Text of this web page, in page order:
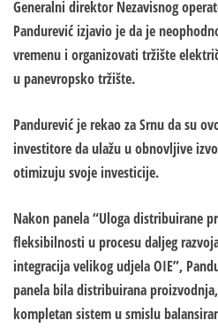
Generalni direktor Nezavisnog
Pandurević izjavio je da je
vremenu i organizovati tržište
u panevropsko tržište.
Pandurević je rekao za Srnu da su
investitore da ulažu u obnovljive
otimizuju svoje investicije.
Nakon panela “Uloga distribuirane
fleksibilnosti u procesu daljeg
integracija velikog udjela OIE”,
panela bila distribuirana
kompletan sistem u smislu